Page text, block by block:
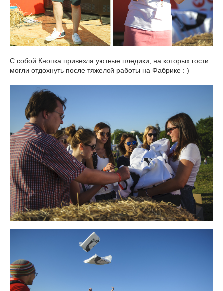
С собой Кнопка привезла уютные пледики, на которых гости
могли отдохнуть после тяжелой работы на Фабрике : )